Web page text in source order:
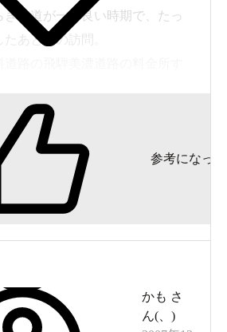
街道が一番良い時期で、たっ
たあと後の訪問。
料道路料金を支払うことなく行
清見村から南下して飛騨美濃道
と有料道路料金を支払う事にな
です。ただし、有料道路を使わ
旧国道472号という道がありま
みましたが、それほど酷くはな
実感。ただし、私自身この温泉
参考になった
かも さ
ん(
)